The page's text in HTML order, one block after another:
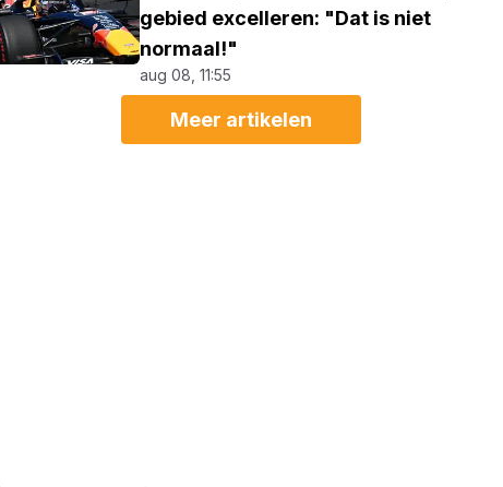
gebied excelleren: "Dat is niet
normaal!"
aug 08, 11:55
Meer artikelen